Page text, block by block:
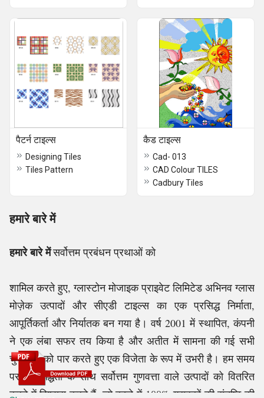
पैटर्न टाइल्स
Designing Tiles
Tiles Pattern
कैड टाइल्स
Cad- 013
CAD Colour TILES
Cadbury Tiles
हमारे बारे में
हमारे बारे मेंसर्वोत्तम प्रबंधन प्रथाओं को
शामिल करते हुए, ग्लास्टोन मोजाइक प्राइवेट लिमिटेड अभिनव ग्लास
मोज़ेक उत्पादों और सीएडी टाइल्स का एक प्रसिद्ध निर्माता,
आपूर्तिकर्ता और निर्यातक बन गया है। वर्ष 2001 में स्थापित, कंपनी
ने एक लंबा सफर तय किया है और अतीत में सामना की गई सभी
चुनौतियों को पार करते हुए एक विजेता के रूप में उभरी है। हम समय
पर प्रतिबद्धता के साथ सर्वोत्तम गुणवत्ता वाले उत्पादों को वितरित
करने में विश्वास करते हैं, जो बदले में 100% ग्राहकों की संतुष्टि की